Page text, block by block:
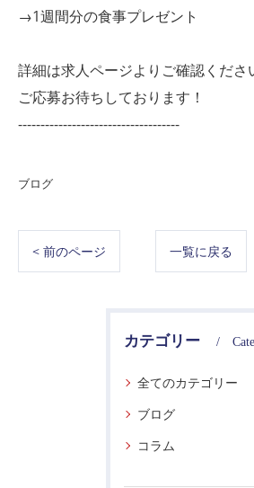
→1週間分の食事プレゼント
詳細は求人ページよりご確認くださ
ご応募お待ちしております！
------------------------------------
ブログ
< 前のページ 一覧に戻る
カテゴリー
全てのカテゴリー
ブログ
コラム